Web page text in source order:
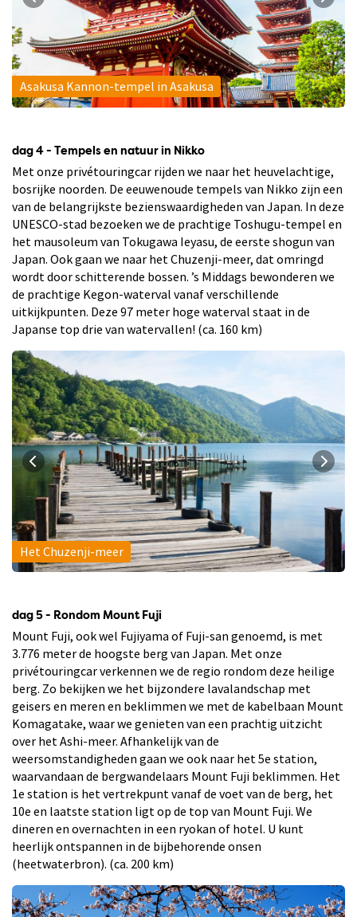
Asakusa Kannon-tempel in Asakusa
dag 4 - Tempels en natuur in Nikko
Met onze privétouringcar rijden we naar het heuvelachtige,
bosrijke noorden. De eeuwenoude tempels van Nikko zijn een
van de belangrijkste bezienswaardigheden van Japan. In deze
UNESCO-stad bezoeken we de prachtige Toshugu-tempel en
het mausoleum van Tokugawa Ieyasu, de eerste shogun van
Japan. Ook gaan we naar het Chuzenji-meer, dat omringd
wordt door schitterende bossen. ’s Middags bewonderen we
de prachtige Kegon-waterval vanaf verschillende
uitkijkpunten. Deze 97 meter hoge waterval staat in de
Japanse top drie van watervallen! (ca. 160 km)
Het Chuzenji-meer
dag 5 - Rondom Mount Fuji
Mount Fuji, ook wel Fujiyama of Fuji-san genoemd, is met
3.776 meter de hoogste berg van Japan. Met onze
privétouringcar verkennen we de regio rondom deze heilige
berg. Zo bekijken we het bijzondere lavalandschap met
geisers en meren en beklimmen we met de kabelbaan Mount
Komagatake, waar we genieten van een prachtig uitzicht
over het Ashi-meer. Afhankelijk van de
weersomstandigheden gaan we ook naar het 5e station,
waarvandaan de bergwandelaars Mount Fuji beklimmen. Het
1e station is het vertrekpunt vanaf de voet van de berg, het
10e en laatste station ligt op de top van Mount Fuji. We
dineren en overnachten in een ryokan of hotel. U kunt
heerlijk ontspannen in de bijbehorende onsen
(heetwaterbron). (ca. 200 km)